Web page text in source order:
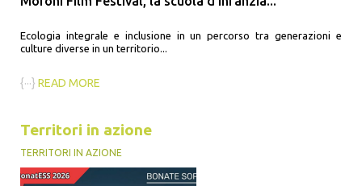
Ecologia integrale e inclusione in un percorso tra generazioni e
culture diverse in un territorio...
{···} READ MORE
Territori in azione
TERRITORI IN AZIONE